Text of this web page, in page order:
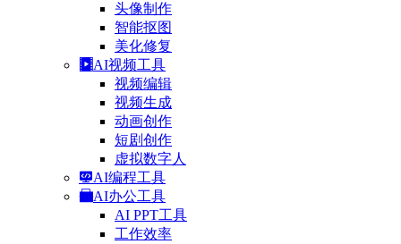
头像制作
智能抠图
美化修复
AI视频工具
视频编辑
视频生成
动画创作
短剧创作
虚拟数字人
AI编程工具
AI办公工具
AI PPT工具
工作效率